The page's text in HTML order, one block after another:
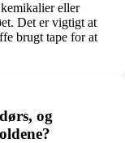
eller
Det er vigtigt at
brugt tape for at
og